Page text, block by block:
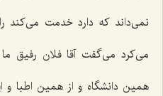
نمی‌داند که دارد خدمت
می‌کرد می‌گفت آقا فلان رفیق
همین دانشگاه و از همین اطبا